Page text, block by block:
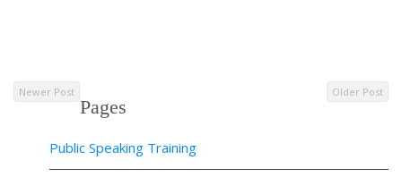
Newer Post Older Post
Pages
Public Speaking Training